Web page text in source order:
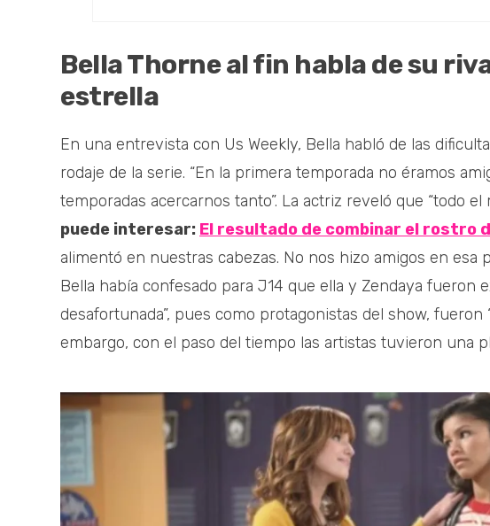
Bella Thorne al fin habla de su
estrella
En una entrevista con Us Weekly, Bella habló de las
rodaje de la serie. “En la primera temporada no éramos
temporadas acercarnos tanto”. La actriz reveló que “todo
puede interesar: El resultado de combinar el rostro
alimentó en nuestras cabezas. No nos hizo amigos en esa
Bella había confesado para J14 que ella y Zendaya fueron
desafortunada”, pues como protagonistas del show, fueron
embargo, con el paso del tiempo las artistas tuvieron una